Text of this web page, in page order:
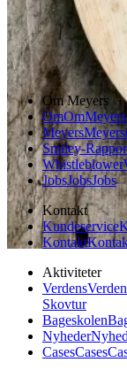
Sommermad
Dansk mad
Om Meyers
OmOmMeyers
MeyersMeyers
Smiley-
Whistleblower
JobsJobsJobs
Kontakt
Kundeservice
Kontakt
Aktiviteter
Verdens
Skovtur
Bageskolen
Nyheder
CasesCases